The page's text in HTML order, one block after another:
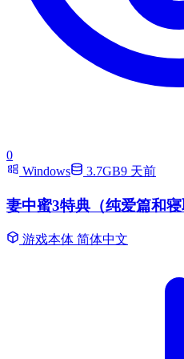
0
Windows
3.7GB9 天前
妻中蜜3特典（纯爱篇和寝
游戏本体 简体中文